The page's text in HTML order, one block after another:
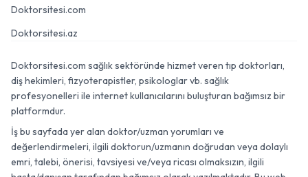
Doktorsitesi.com
Doktorsitesi.az
Doktorsitesi.com sağlık sektöründe hizmet veren tıp doktorları,
diş hekimleri, fizyoterapistler, psikologlar vb. sağlık
profesyonelleri ile internet kullanıcılarını buluşturan bağımsız bir
platformdur.
İş bu sayfada yer alan doktor/uzman yorumları ve
değerlendirmeleri, ilgili doktorun/uzmanın doğrudan veya dolaylı
emri, talebi, önerisi, tavsiyesi ve/veya ricası olmaksızın, ilgili